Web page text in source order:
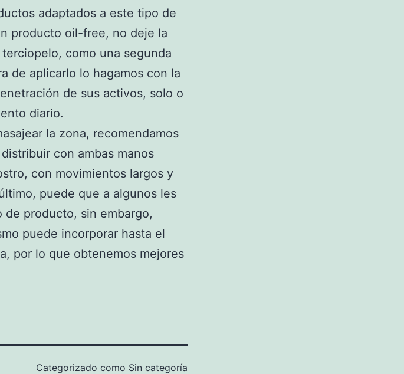
adaptados a este tipo de
producto oil-free, no deje la
como una segunda
de aplicarlo lo hagamos con la
de sus activos, solo o
diario.
la zona, recomendamos
con ambas manos
con movimientos largos y
puede que a algunos les
producto, sin embargo,
puede incorporar hasta el
por lo que obtenemos mejores
Categorizado como Sin categoría